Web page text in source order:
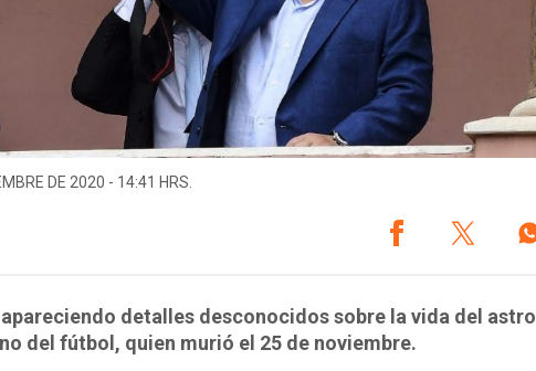
DE 2020 - 14:41 HRS.
detalles desconocidos sobre la vida del astro
del fútbol, quien murió el 25 de noviembre.